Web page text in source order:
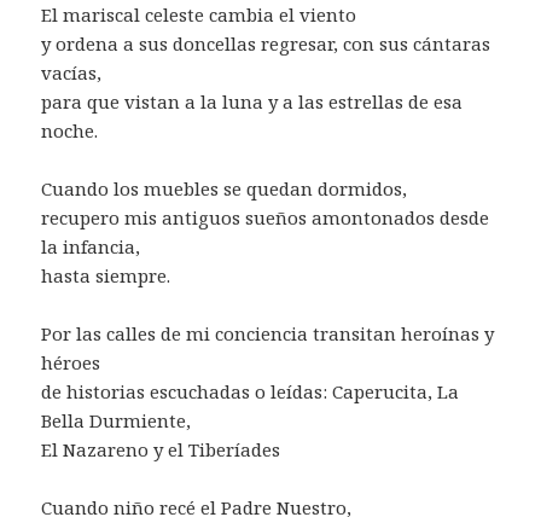
El mariscal celeste cambia el viento
y ordena a sus doncellas regresar, con sus cántaras
vacías,
para que vistan a la luna y a las estrellas de esa
noche.
Cuando los muebles se quedan dormidos,
recupero mis antiguos sueños amontonados desde
la infancia,
hasta siempre.
Por las calles de mi conciencia transitan heroínas y
héroes
de historias escuchadas o leídas: Caperucita, La
Bella Durmiente,
El Nazareno y el Tiberíades
Cuando niño recé el Padre Nuestro,